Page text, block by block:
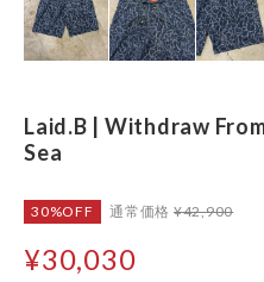
Laid.B | Withdraw
Sea
30%OFF 通常価格 ¥42,900
¥30,030